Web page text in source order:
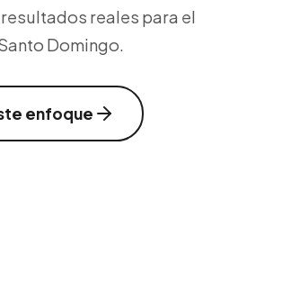
reales para el
Domingo.
enfoque